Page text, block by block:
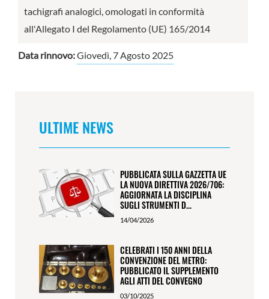
tachigrafi analogici, omologati in conformità
all'Allegato I del Regolamento (UE) 165/2014
Data rinnovo:Giovedì, 7 Agosto 2025
ULTIME NEWS
PUBBLICATA SULLA GAZZETTA UE
LA NUOVA DIRETTIVA 2026/706:
AGGIORNATA LA DISCIPLINA
SUGLI STRUMENTI D...
14/04/2026
CELEBRATI I 150 ANNI DELLA
CONVENZIONE DEL METRO:
PUBBLICATO IL SUPPLEMENTO
AGLI ATTI DEL CONVEGNO
03/10/2025